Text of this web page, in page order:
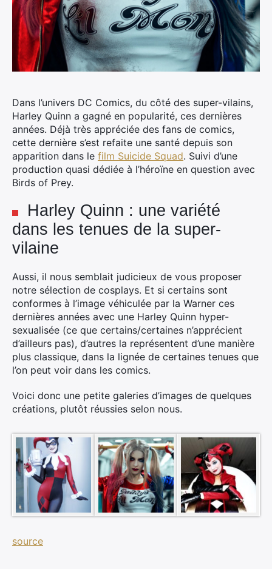
Dans l’univers DC Comics, du côté des super-vilains,
Harley Quinn a gagné en popularité, ces dernières
années. Déjà très appréciée des fans de comics,
cette dernière s’est refaite une santé depuis son
apparition dans le film Suicide Squad. Suivi d’une
production quasi dédiée à l’héroïne en question avec
Birds of Prey.
Harley Quinn : une variété
dans les tenues de la super-
vilaine
Aussi, il nous semblait judicieux de vous proposer
notre sélection de cosplays. Et si certains sont
conformes à l’image véhiculée par la Warner ces
dernières années avec une Harley Quinn hyper-
sexualisée (ce que certains/certaines n’apprécient
d’ailleurs pas), d’autres la représentent d’une manière
plus classique, dans la lignée de certaines tenues que
l’on peut voir dans les comics.
Voici donc une petite galeries d’images de quelques
créations, plutôt réussies selon nous.
source